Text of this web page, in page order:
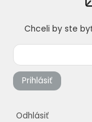
Chceli by ste
Prihlásiť
Odhlásiť